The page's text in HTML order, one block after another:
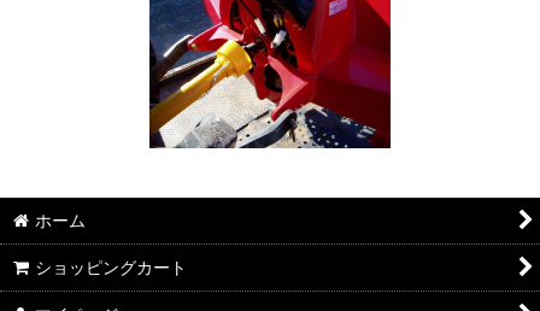
ホーム
ショッピングカート